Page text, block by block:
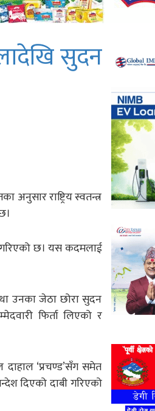
सुदन
अनुसार राष्ट्रिय स्वतन्त्र
गरिएको छ। यस कदमलाई
तथा उनका जेठा छोरा सुदन
फिर्ता लिएको र
‘प्रचण्ड’सँग समेत
दिएको दाबी गरिएको